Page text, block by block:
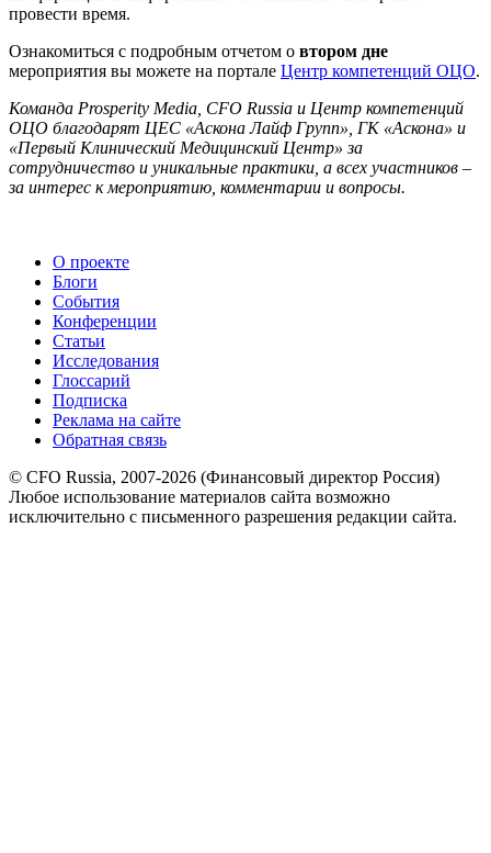
провести время.
Ознакомиться с подробным отчетом о втором дне
мероприятия вы можете на портале Центр компетенций ОЦО.
Команда Prosperity Media, CFO Russia и Центр компетенций
ОЦО благодарят ЦЕС «Аскона Лайф Групп», ГК «Аскона» и
«Первый Клинический Медицинский Центр» за
сотрудничество и уникальные практики, а всех участников –
за интерес к мероприятию, комментарии и вопросы.
О проекте
Блоги
События
Конференции
Статьи
Исследования
Глоссарий
Подписка
Реклама на сайте
Обратная связь
© CFO Russia, 2007-2026 (Финансовый директор Россия)
Любое использование материалов сайта возможно
исключительно с письменного разрешения редакции сайта.